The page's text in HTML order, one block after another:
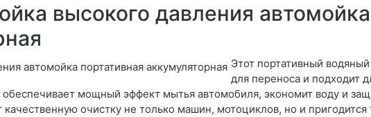
высокого давления
Этот портативный
для переноса и подходит
обеспечивает мощный эффект мытья автомобиля, экономит воду и
очистку не только машин, мотоциклов, но и